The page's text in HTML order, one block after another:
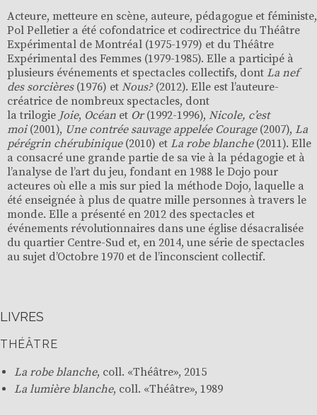
Acteure, metteure en scène, auteure, pédagogue et féministe,
Pol Pelletier a été cofondatrice et codirectrice du Théâtre
Expérimental de Montréal (1975-1979) et du Théâtre
Expérimental des Femmes (1979-1985). Elle a participé à
plusieurs événements et spectacles collectifs, dont La nef
des sorcières(1976) et Nous?(2012). Elle est l’auteure-
créatrice de nombreux spectacles, dont
la trilogie Joie, Océan et Or(1992-1996), Nicole, c’est
moi(2001), Une contrée sauvage appelée Courage (2007), La
pérégrin chérubinique (2010) et La robe blanche (2011). Elle
a consacré une grande partie de sa vie à la pédagogie et à
l’analyse de l’art du jeu, fondant en 1988 le Dojo pour
acteures où elle a mis sur pied la méthode Dojo, laquelle a
été enseignée à plus de quatre mille personnes à travers le
monde. Elle a présenté en 2012 des spectacles et
événements révolutionnaires dans une église désacralisée
du quartier Centre-Sud et, en 2014, une série de spectacles
au sujet d’Octobre 1970 et de l’inconscient collectif.
LIVRES
THÉÂTRE
La robe blanche, coll. «Théâtre», 2015
La lumière blanche, coll. «Théâtre», 1989